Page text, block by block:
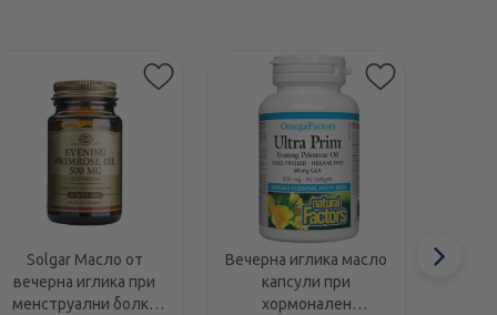
Solgar Масло от
вечерна иглика при
менструални болки
Вечерна иглика масло
капсули при
хормонален